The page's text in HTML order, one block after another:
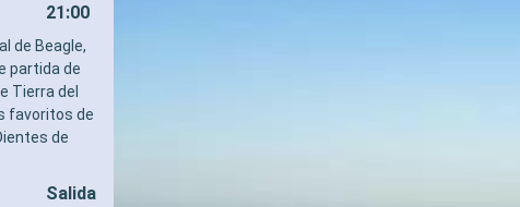
21:00
de Beagle,
partida de
Tierra del
favoritos de
de
Salida